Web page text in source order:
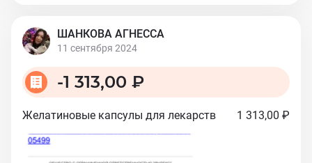
ШАНКОВА АГНЕССА
11 сентября 2024
-1 313,00 ₽
Желатиновые капсулы для лекарств 1 313,00 ₽